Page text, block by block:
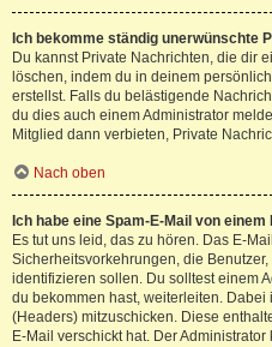
Ich bekomme ständig unerwünschte
Du kannst Private Nachrichten, die dir
löschen, indem du in deinem
erstellst. Falls du belästigende
du dies auch einem Administrator
Mitglied dann verbieten, Private
Nach oben
Ich habe eine Spam-E-Mail von
Es tut uns leid, das zu hören. Das E-
Sicherheitsvorkehrungen, die
identifizieren sollen. Du solltest einem
du bekommen hast, weiterleiten.
(Headers) mitzuschicken. Diese
E-Mail verschickt hat. Der